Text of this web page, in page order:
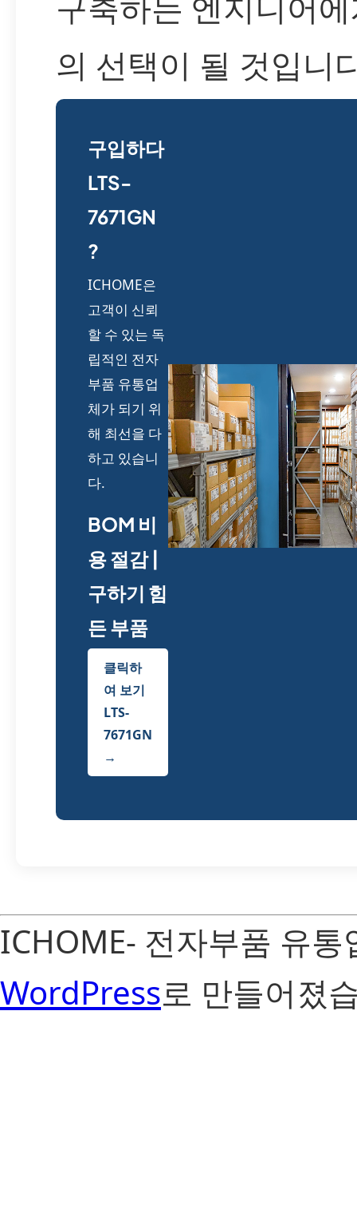
의 선택이 될 것입니
구입하다
LTS-
7671GN
?
ICHOME은
고객이 신뢰
할 수 있는 독
립적인 전자
부품 유통업
체가 되기 위
해 최선을 다
하고 있습니
다.
BOM 비
용 절감 |
구하기 힘
든 부품
클릭하
여 보기
LTS-
7671GN
→
ICHOME- 전자부품 유
WordPress로 만들어졌